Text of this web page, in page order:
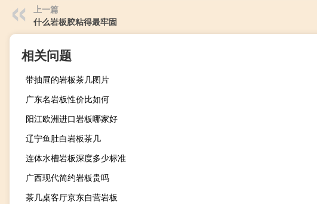
上一篇
什么岩板胶粘得最牢固
相关问题
带抽屉的岩板茶几图片
广东名岩板性价比如何
阳江欧洲进口岩板哪家好
辽宁鱼肚白岩板茶几
连体水槽岩板深度多少标准
广西现代简约岩板贵吗
茶几桌客厅京东自营岩板